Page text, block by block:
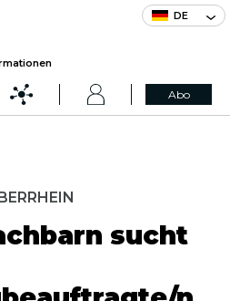
DE
Abo
sucht